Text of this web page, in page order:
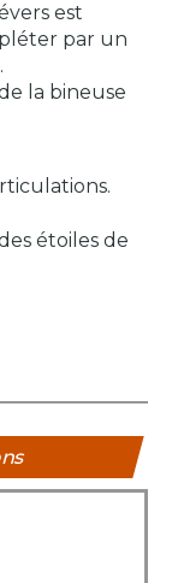
étoiles de
est
par un
la bineuse